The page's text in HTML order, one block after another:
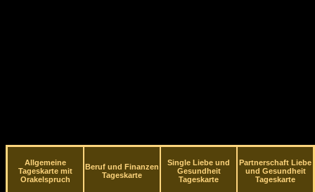
Allgemeine
Tageskarte mit
Orakelspruch
Beruf und Finanzen
Tageskarte
Single Liebe und
Gesundheit
Tageskarte
Partnerschaft Liebe
und Gesundheit
Tageskarte